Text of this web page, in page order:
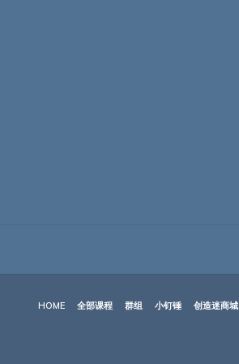
HOME 全部课程 群组 小钉锤 创造迷商城